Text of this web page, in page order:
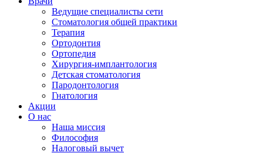
Ведущие специалисты сети
Стоматология общей практики
Терапия
Ортодонтия
Ортопедия
Хирургия-имплантология
Детская стоматология
Пародонтология
Гнатология
Акции
О нас
Наша миссия
Философия
Налоговый вычет